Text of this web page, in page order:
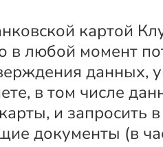
картой
в любой момент
данных,
в том числе
и запросить в
документы (в